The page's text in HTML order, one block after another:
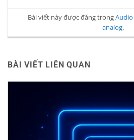
Bài viết này được đăng trongAudio
analog.
BÀI VIẾT LIÊN QUAN